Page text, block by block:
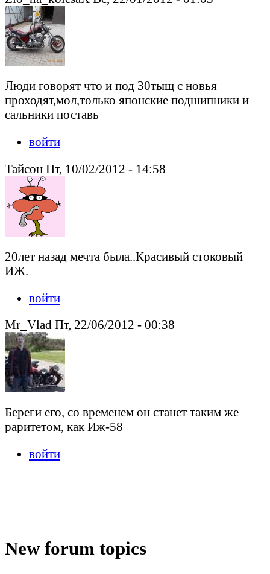
Люди говорят что и под 30тыщ с новья
проходят,мол,только японские подшипники и
сальники поставь
войти
Тайсон Пт, 10/02/2012 - 14:58
20лет назад мечта была..Красивый стоковый
ИЖ.
войти
Mr_Vlad Пт, 22/06/2012 - 00:38
Береги его, со временем он станет таким же
раритетом, как Иж-58
войти
New forum topics